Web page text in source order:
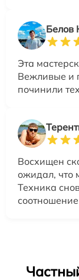
Белов
Эта
Вежливые и
починили
Восхищен
ожидал, что
Техника